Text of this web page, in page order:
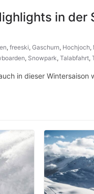
in der
, freeski, Gaschurn, Hochjoch,
, Snowpark, Talabfahrt,
in dieser